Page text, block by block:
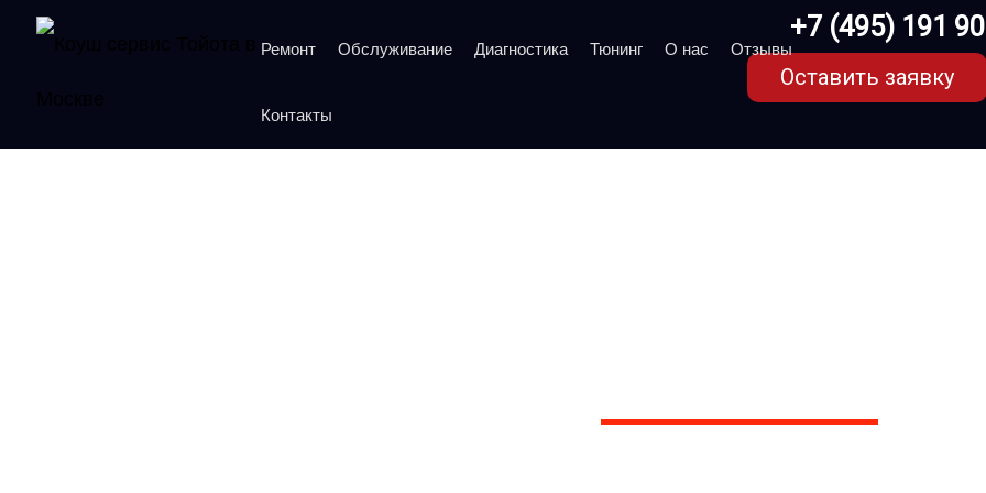
Ремонт Обслуживание Диагностика Тюнинг О нас Отзывы
Контакты
+7 (495) 191
Оставить заявку